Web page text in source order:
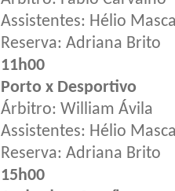
Assistentes: Hélio
Reserva: Adriana Brito
11h00
Porto x Desportivo
Árbitro: William Ávila
Assistentes: Hélio
Reserva: Adriana Brito
15h00